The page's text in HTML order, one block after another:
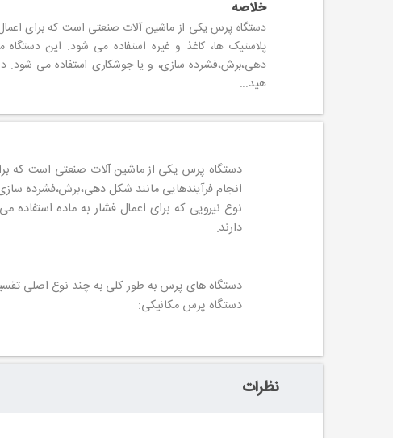
خلاصه
دستگاه پرس یکی از ماشین آلات صنعتی است که برای اعمال
پلاستیک ها، کاغذ و غیره استفاده می شود. این دستگاه
دهی،برش،فشرده سازی، و یا جوشکاری استفاده می شود.
هید...
دستگاه پرس یکی از ماشین آلات صنعتی است که
انجام فرآیندهایی مانند شکل دهی،برش،فشرده
نوع نیرویی که برای اعمال فشار به ماده
دارند.
دستگاه های پرس به طور کلی به چند نوع اصلی
دستگاه پرس مکانیکی:
نظرات